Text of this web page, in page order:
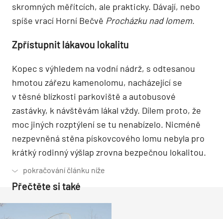
skromných měřítcích, ale prakticky. Dávají, nebo
spíše vrací Horní Bečvě Procházku nad lomem.
Zpřístupnit lákavou lokalitu
Kopec s výhledem na vodní nádrž, s odtesanou
hmotou zářezu kamenolomu, nacházející se
v těsné blízkosti parkoviště a autobusové
zastávky, k návštěvám lákal vždy. Dílem proto, že
moc jiných rozptýlení se tu nenabízelo. Nicméně
nezpevněná stěna pískovcového lomu nebyla pro
krátký rodinný výšlap zrovna bezpečnou lokalitou.
Přečtěte si také